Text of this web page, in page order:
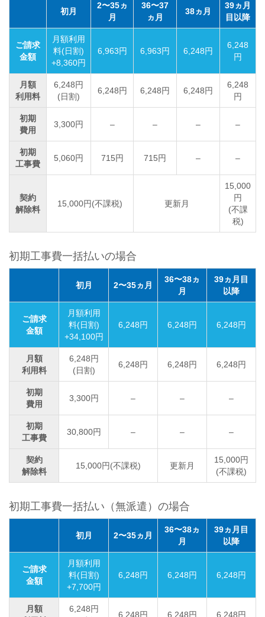
初月
2〜35ヵ
月
36〜37
ヵ月
38ヵ月
39ヵ月
目以降
ご請求
金額
月額利用
料(日割)
+8,360円
6,963円 6,963円 6,248円
6,248
円
月額
利用料
6,248円
(日割)
6,248円 6,248円 6,248円
6,248
円
初期
費用
3,300円 – – – –
初期
工事費
5,060円 715円 715円 – –
契約
解除料
15,000円(不課税) 更新月
15,000
円
(不課
税)
初期工事費一括払いの場合
初月 2〜35ヵ月
36〜38ヵ
月
39ヵ月目
以降
ご請求
金額
月額利用
料(日割)
+34,100円
6,248円 6,248円 6,248円
月額
利用料
6,248円
(日割)
6,248円 6,248円 6,248円
初期
費用
3,300円 – – –
初期
工事費
30,800円 – – –
契約
解除料
15,000円(不課税) 更新月
15,000円
(不課税)
初期工事費一括払い（無派遣）の場合
初月 2〜35ヵ月
36〜38ヵ
月
39ヵ月目
以降
ご請求
金額
月額利用
料(日割)
+7,700円
6,248円 6,248円 6,248円
月額
6,248円
6,248円 6,248円 6,248円